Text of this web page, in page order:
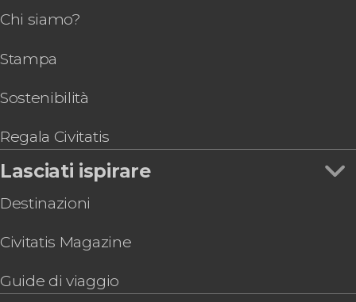
Tour di Matera in bicicletta elettrica
Visita guidata del Sasso Barisano
Chi siamo?
Stampa
Sostenibilità
Regala Civitatis
Lasciati ispirare
Destinazioni
Civitatis Magazine
Guide di viaggio